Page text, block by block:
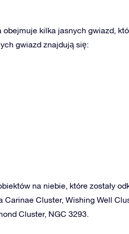
obejmuje kilka jasnych gwiazd,
gwiazd znajdują się:
na niebie, które zostały
Carinae Cluster, Wishing Well
Cluster, NGC 3293.